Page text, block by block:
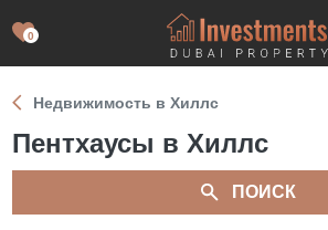
0
Недвижимость в Хиллс
Пентхаусы в Хиллс
ПОИСК